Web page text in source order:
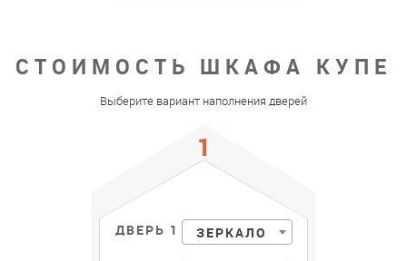
СТОИМОСТЬ ШКАФА КУПЕ
Выберите вариант наполнения дверей
ДВЕРЬ 1 ЗЕРКАЛО